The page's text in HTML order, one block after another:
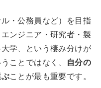
・公務員など）を目指
ンジニア・研究者・製
学、という棲み分けが
ことではなく、 自分の
ことが最も重要です。